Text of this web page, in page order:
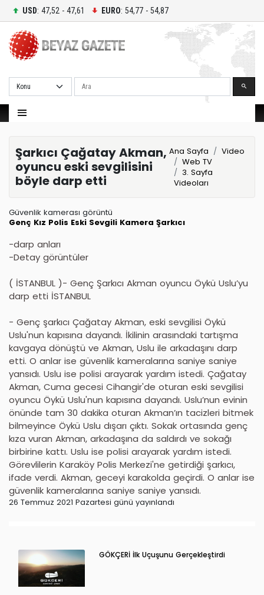
USD: 47,52 - 47,61 EURO: 54,77 - 54,87
Ara
Şarkıcı Çağatay Akman,
oyuncu eski sevgilisini
böyle darp etti
Ana Sayfa
Video
Web TV
3. Sayfa
Videoları
Güvenlik kamerası görüntü
Genç Kız Polis Eski Sevgili Kamera Şarkıcı
-darp anları
-Detay görüntüler
( İSTANBUL )- Genç Şarkıcı Akman oyuncu Öykü Uslu’yu
darp etti İSTANBUL
- Genç şarkıcı Çağatay Akman, eski sevgilisi Öykü
Uslu'nun kapısına dayandı. İkilinin arasındaki tartışma
kavgaya dönüştü ve Akman, Uslu ile arkadaşını darp
etti. O anlar ise güvenlik kameralarına saniye saniye
yansıdı. Uslu ise polisi arayarak yardım istedi. Çağatay
Akman, Cuma gecesi Cihangir'de oturan eski sevgilisi
oyuncu Öykü Uslu'nun kapısına dayandı. Uslu’nun evinin
önünde tam 30 dakika oturan Akman’ın tacizleri bitmek
bilmeyince Öykü Uslu dışarı çıktı. Sokak ortasında genç
kıza vuran Akman, arkadaşına da saldırdı ve sokağı
birbirine kattı. Uslu ise polisi arayarak yardım istedi.
Görevlilerin Karaköy Polis Merkezi'ne getirdiği şarkıcı,
ifade verdi. Akman, geceyi karakolda geçirdi. O anlar ise
güvenlik kameralarına saniye saniye yansıdı.
26 Temmuz 2021 Pazartesi günü yayınlandı
GÖKÇERİ İlk Uçuşunu Gerçekleştirdi